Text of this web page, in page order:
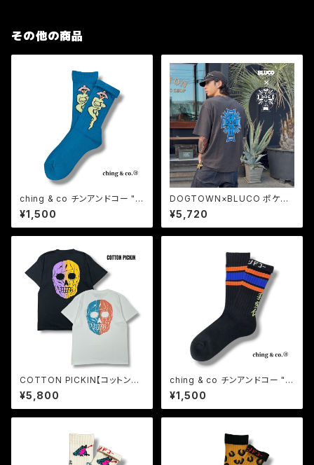
その他の商品
ching & co チンアンドコー "裸
婦&TOUGH -blue- " ソックス
靴下
¥1,500
DOGTOWN×BLUCO ポケット
Tシャツ -Logo- コラボTシャ
ツ メンズ
¥5,720
COTTON PICKIN【コットンピ
ッキン】 " SKULL " S/S-T
¥5,800
ching & co チンアンドコー "我
愛你ライン -black-" ソックス
靴下
¥1,500